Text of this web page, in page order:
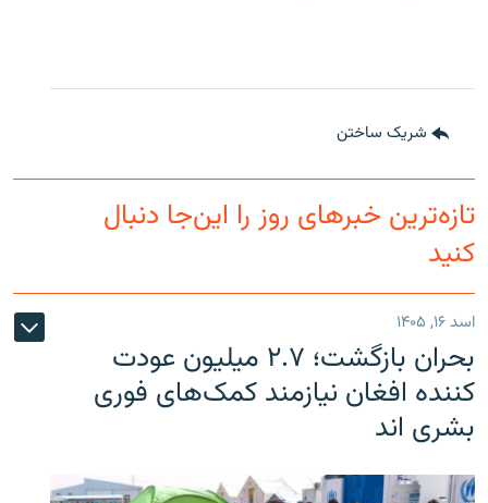
شریک ساختن
تازه‌ترین خبرهای روز را این‌جا دنبال
کنید
اسد ۱۶, ۱۴۰۵
بحران بازگشت؛ ۲.۷ میلیون عودت
کننده افغان نیازمند کمک‌های فوری
بشری اند